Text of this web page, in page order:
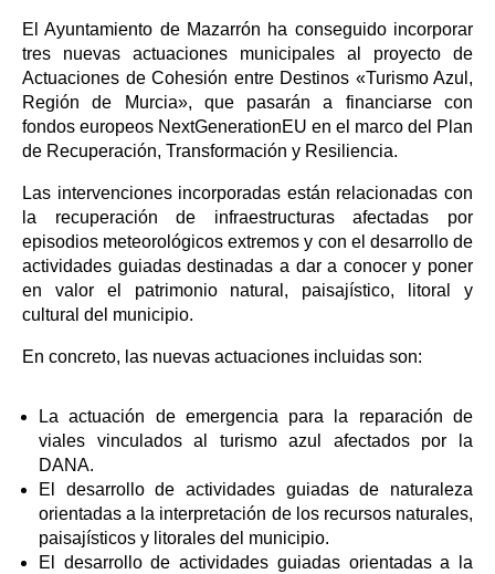
El Ayuntamiento de Mazarrón ha conseguido incorporar
tres nuevas actuaciones municipales al proyecto de
Actuaciones de Cohesión entre Destinos «Turismo Azul,
Región de Murcia», que pasarán a financiarse con
fondos europeos NextGenerationEU en el marco del Plan
de Recuperación, Transformación y Resiliencia.
Las intervenciones incorporadas están relacionadas con
la recuperación de infraestructuras afectadas por
episodios meteorológicos extremos y con el desarrollo de
actividades guiadas destinadas a dar a conocer y poner
en valor el patrimonio natural, paisajístico, litoral y
cultural del municipio.
En concreto, las nuevas actuaciones incluidas son:
La actuación de emergencia para la reparación de
viales vinculados al turismo azul afectados por la
DANA.
El desarrollo de actividades guiadas de naturaleza
orientadas a la interpretación de los recursos naturales,
paisajísticos y litorales del municipio.
El desarrollo de actividades guiadas orientadas a la